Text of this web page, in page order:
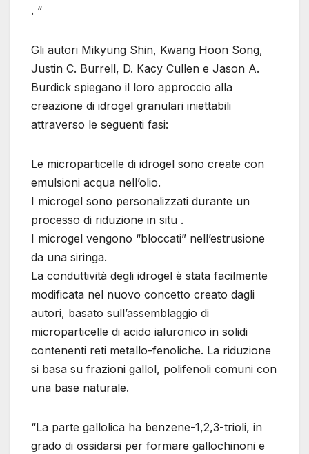
. “
Gli autori Mikyung Shin, Kwang Hoon Song,
Justin C. Burrell, D. Kacy Cullen e Jason A.
Burdick spiegano il loro approccio alla
creazione di idrogel granulari iniettabili
attraverso le seguenti fasi:
Le microparticelle di idrogel sono create con
emulsioni acqua nell’olio.
I microgel sono personalizzati durante un
processo di riduzione in situ .
I microgel vengono “bloccati” nell’estrusione
da una siringa.
La conduttività degli idrogel è stata facilmente
modificata nel nuovo concetto creato dagli
autori, basato sull’assemblaggio di
microparticelle di acido ialuronico in solidi
contenenti reti metallo-fenoliche. La riduzione
si basa su frazioni gallol, polifenoli comuni con
una base naturale.
“La parte gallolica ha benzene-1,2,3-trioli, in
grado di ossidarsi per formare gallochinoni e